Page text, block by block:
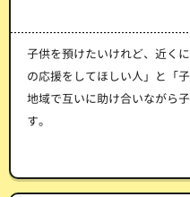
子供を預けたいけれど、近く
の応援をしてほしい人」と「
地域で互いに助け合いながら
す。